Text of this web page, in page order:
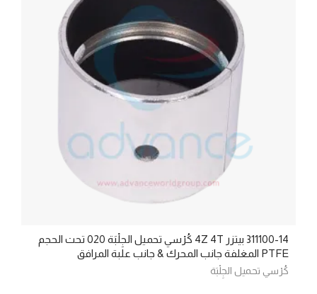
311100-14 بيتزر 4Z 4T كُرْسي تحميل الجِلْبَة 020 تحت الحجم
PTFE المغلفة جانب المحرك & جانب علبة المرافق
كُرْسي تحميل الجِلْبَة